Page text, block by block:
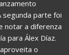
parte foi
notar a diferenza
para Álex Díaz.
o